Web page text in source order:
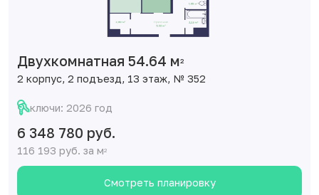
Двухкомнатная 54.64 м2
2 корпус, 2 подъезд, 13 этаж, № 352
ключи: 2026 год
6 348 780 руб.
116 193 руб. за м2
Смотреть планировку